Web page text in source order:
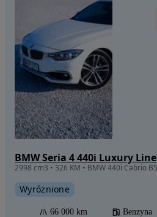
BMW Seria 4 440i Luxury Line
Wyróżnione
66 000 km Benzyna